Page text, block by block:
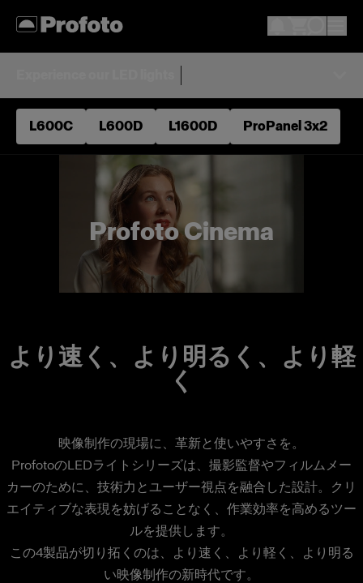
Profoto Cinema
より速く、より明るく、より軽
く
映像制作の現場に、革新と使いやすさを。
ProfotoのLEDライトシリーズは、撮影監督やフィルムメー
カーのために、技術力とユーザー視点を融合した設計。クリ
エイティブな表現を妨げることなく、作業効率を高めるツー
ルを提供します。
この4製品が切り拓くのは、より速く、より軽く、より明る
い映像制作の新時代です。
L600C L600D L1600D ProPanel 3x2